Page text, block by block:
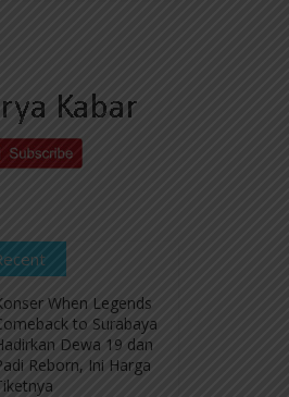
When Legends
to Surabaya
Dewa 19 dan
Reborn, Ini Harga